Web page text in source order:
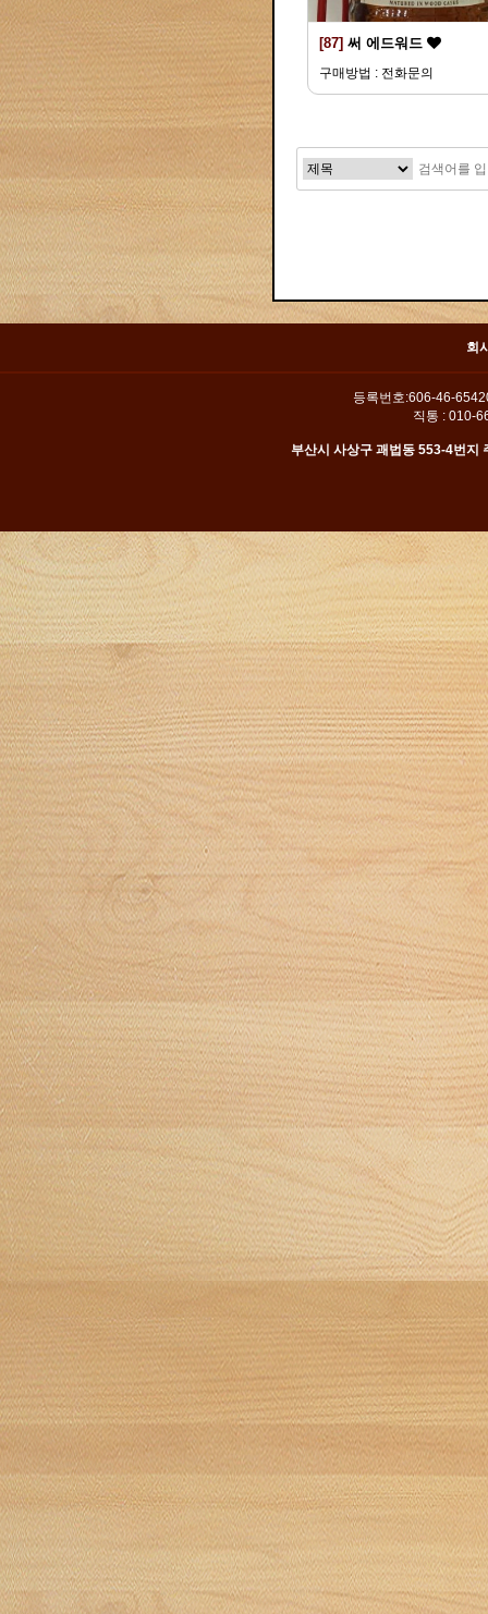
[87] 써 에드워드
구매방법 : 전화문의
회
등록번호:606-46-
직통 : 010-
부산시 사상구 괘법동 553-4번지